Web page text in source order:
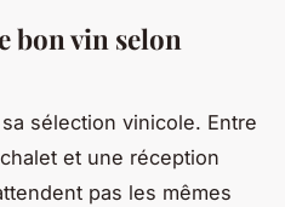
bon vin selon
sélection vinicole. Entre
et une réception
pas les mêmes